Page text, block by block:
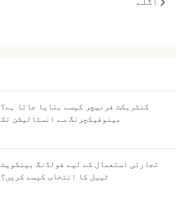
کنٹریکٹ فرنیچر کیسے بنایا جاتا ہے؟
مینوفیکچرنگ سے انسٹالیشن تک
تجارتی استعمال کے لیے فولڈنگ بینکویٹ
ٹیبل کا انتخاب کیسے کریں؟